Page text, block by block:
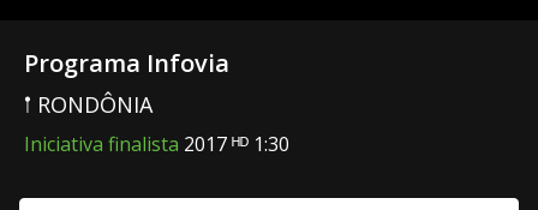
Programa Infovia
𖡡 RONDÔNIA
Iniciativa finalista 2017 ᴴᴰ 1:30